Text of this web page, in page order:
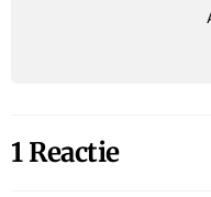
1 Reactie